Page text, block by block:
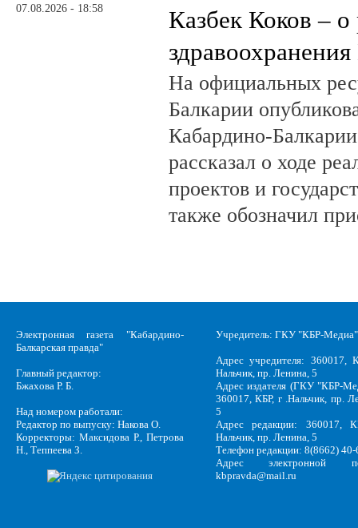
07.08.2026 - 18:58
Казбек Коков – о
На официальных
Балкарии
Кабардино-
рассказал о ходе
проектов и
также обозначил
Электронная газета "Кабардино-
Балкарская правда"
Главный редактор:
Бжахова Р. Б.
Над номером работали:
Редактор по выпуску: Накова О.
Корректоры: Максидова Р., Петрова
Н., Теппеева З.
Учредитель: ГКУ "КБР-Медиа"
Адрес учредителя: 360017,
Нальчик, пр. Ленина, 5
Адрес издателя (ГКУ "КБР-
360017, КБР, г .Нальчик, пр.
5
Адрес редакции: 360017,
Нальчик, пр. Ленина, 5
Телефон редакции: 8(8662)
Адрес электронной
kbpravda@mail.ru